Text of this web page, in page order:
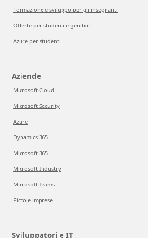
Formazione e sviluppo per gli insegnanti
Offerte per studenti e genitori
Azure per studenti
Aziende
Microsoft Cloud
Microsoft Security
Azure
Dynamics 365
Microsoft 365
Microsoft Industry
Microsoft Teams
Piccole imprese
Sviluppatori e IT